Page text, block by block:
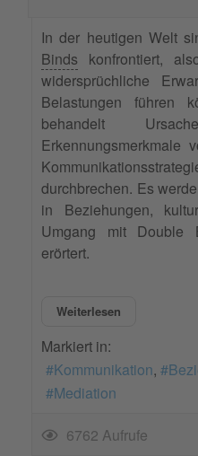
In der heutigen Welt
Binds konfrontiert,
widersprüchliche
Belastungen führen
behandelt
Erkennungsmerkmale
durchbrechen. Es
in Beziehungen,
Umgang mit
erörtert.
Weiterlesen
Markiert in:
Kommunikation
Mediation
6762 Aufrufe